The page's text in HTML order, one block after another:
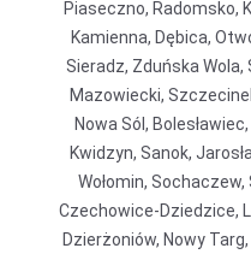
Piaseczno, Radomsko,
Kamienna, Dębica,
Sieradz, Zduńska
Mazowiecki,
Nowa Sól,
Kwidzyn, Sanok,
Wołomin,
Czechowice-Dziedzice,
Dzierżoniów, Nowy Targ,